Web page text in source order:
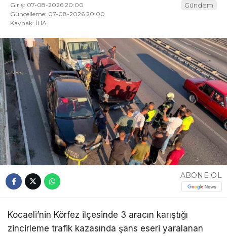
Giriş: 07-08-2026 20:00
Güncelleme: 07-08-2026 20:00
Kaynak: İHA
Gündem
ABONE OL
Kocaeli’nin Körfez ilçesinde 3 aracın karıştığı
zincirleme trafik kazasında şans eseri yaralanan